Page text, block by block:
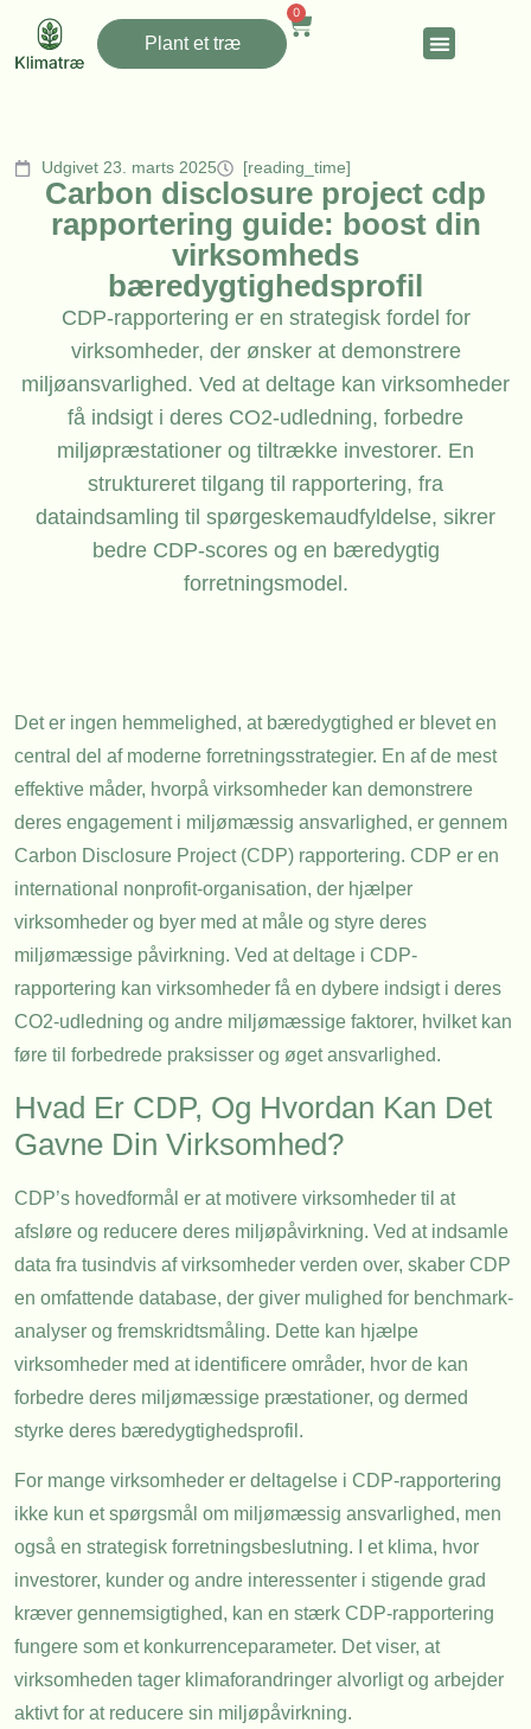
Plant et træ
0
Udgivet 23. marts 2025 [reading_time]
Carbon disclosure project cdp
rapportering guide: boost din
virksomheds
bæredygtighedsprofil
CDP-rapportering er en strategisk fordel for
virksomheder, der ønsker at demonstrere
miljøansvarlighed. Ved at deltage kan virksomheder
få indsigt i deres CO2-udledning, forbedre
miljøpræstationer og tiltrække investorer. En
struktureret tilgang til rapportering, fra
dataindsamling til spørgeskemaudfyldelse, sikrer
bedre CDP-scores og en bæredygtig
forretningsmodel.
Det er ingen hemmelighed, at bæredygtighed er blevet en
central del af moderne forretningsstrategier. En af de mest
effektive måder, hvorpå virksomheder kan demonstrere
deres engagement i miljømæssig ansvarlighed, er gennem
Carbon Disclosure Project (CDP) rapportering. CDP er en
international nonprofit-organisation, der hjælper
virksomheder og byer med at måle og styre deres
miljømæssige påvirkning. Ved at deltage i CDP-
rapportering kan virksomheder få en dybere indsigt i deres
CO2-udledning og andre miljømæssige faktorer, hvilket kan
føre til forbedrede praksisser og øget ansvarlighed.
Hvad Er CDP, Og Hvordan Kan Det
Gavne Din Virksomhed?
CDP’s hovedformål er at motivere virksomheder til at
afsløre og reducere deres miljøpåvirkning. Ved at indsamle
data fra tusindvis af virksomheder verden over, skaber CDP
en omfattende database, der giver mulighed for benchmark-
analyser og fremskridtsmåling. Dette kan hjælpe
virksomheder med at identificere områder, hvor de kan
forbedre deres miljømæssige præstationer, og dermed
styrke deres bæredygtighedsprofil.
For mange virksomheder er deltagelse i CDP-rapportering
ikke kun et spørgsmål om miljømæssig ansvarlighed, men
også en strategisk forretningsbeslutning. I et klima, hvor
investorer, kunder og andre interessenter i stigende grad
kræver gennemsigtighed, kan en stærk CDP-rapportering
fungere som et konkurrenceparameter. Det viser, at
virksomheden tager klimaforandringer alvorligt og arbejder
aktivt for at reducere sin miljøpåvirkning.